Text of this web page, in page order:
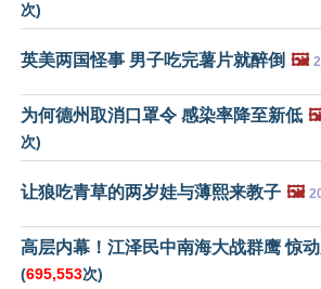
次)
英美两国怪事 男子吃完薯片就醉倒 🖼️
为何德州取消口罩令 感染率降至新低
次)
让狼吃青草的两岁娃与薄熙来教子 🖼️
高层内幕！江泽民中南海大战群鹰 惊
(695,553次)